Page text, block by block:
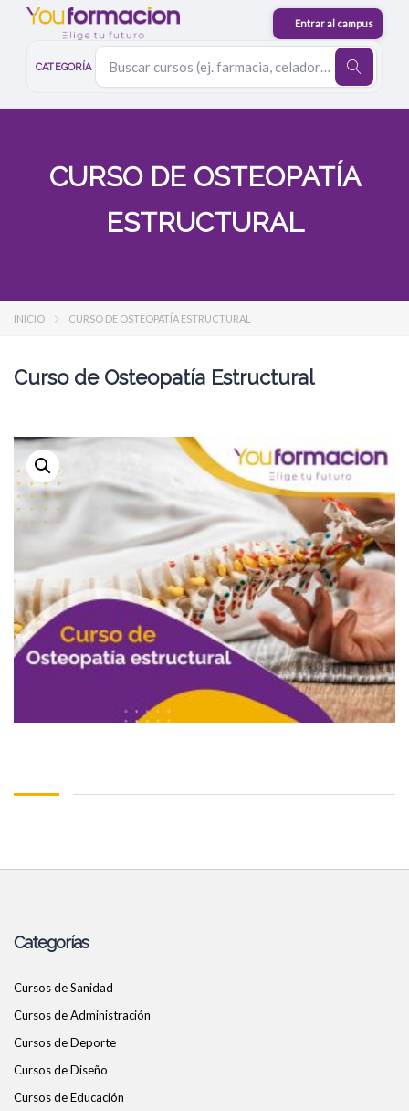
CATEGORÍA
CURSO DE OSTEOPATÍA
ESTRUCTURAL
INICIO CURSO DE OSTEOPATÍA ESTRUCTURAL
Curso de Osteopatía Estructural
Categorías
Cursos de Sanidad
Cursos de Administración
Cursos de Deporte
Cursos de Diseño
Cursos de Educación